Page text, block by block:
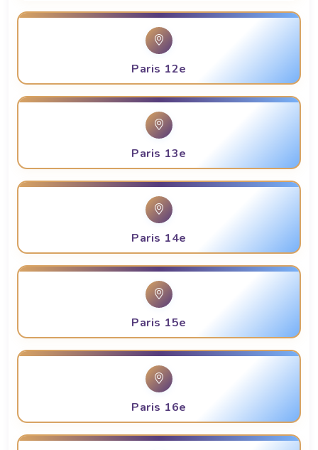
Paris 12e
Paris 13e
Paris 14e
Paris 15e
Paris 16e